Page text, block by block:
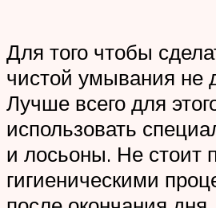
Для того чтобы
чистой умывания не
Лучше всего для
использовать
и лосьоны. Не стоит
гигиеническими